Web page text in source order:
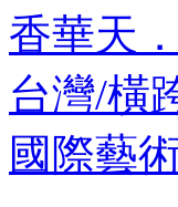
香華天
台灣/橫
國際藝